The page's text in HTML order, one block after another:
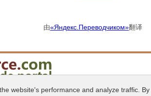
由«Яндекс.Переводчиком»翻译
website's performance and analyze traffic.